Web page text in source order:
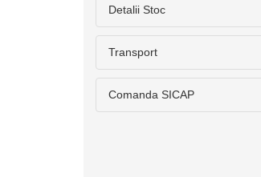
Detalii Stoc
Transport
Comanda SICAP